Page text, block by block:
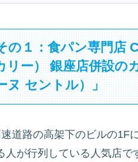
の１：食パン専門店
リー） 銀座店併設の
ヌ セントル）」
道路の高架下のビルの1F
人が行列している人気店で